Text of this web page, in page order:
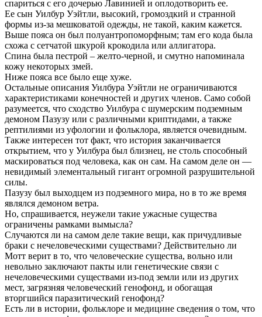
спариться с его дочерью Лавинией и оплодотворить ее.
Ее сын Уилбур Уэйтли, высокий, громоздкий и странной
формы из-за мешковатой одежды, не такой, каким кажется.
Выше пояса он был полуантропоморфным; там его кода была
схожа с сетчатой шкурой крокодила или аллигатора.
Спина была пестрой – желто-черной, и смутно напоминала
кожу некоторых змей.
Ниже пояса все было еще хуже.
Остальные описания Уилбура Уэйтли не ограничиваются
характеристиками конечностей и других членов. Само собой
разумеется, что сходство Уилбура с шумерским подземным
демоном Пазузу или с различными криптидами, а также
рептилиями из уфологии и фольклора, является очевидным.
Также интересен тот факт, что история заканчивается
открытием, что у Уилбура был близнец, не столь способный
маскироваться под человека, как он сам. На самом деле он —
невидимый элементальный гигант огромной разрушительной
силы.
Пазузу был выходцем из подземного мира, но в то же время
являлся демоном ветра.
Но, спрашивается, неужели такие ужасные существа
ограничены рамками вымысла?
Случаются ли на самом деле такие вещи, как причудливые
браки с нечеловеческими существами? Действительно ли
Мотт верит в то, что человеческие существа, вольно или
невольно заключают пакты или генетические связи с
нечеловеческими существами из-под земли или из других
мест, загрязняя человеческий генофонд, и обогащая
вторгшийся паразитический генофонд?
Есть ли в истории, фольклоре и медицине сведения о том, что